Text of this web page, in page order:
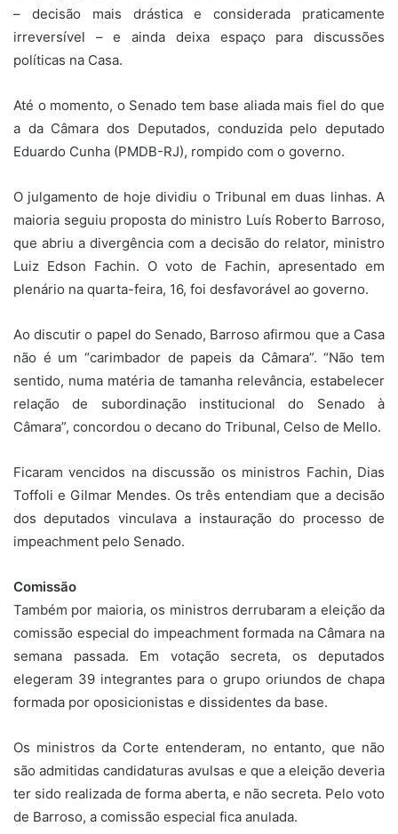
– decisão mais drástica e considerada praticamente
irreversível – e ainda deixa espaço para discussões
políticas na Casa.
Até o momento, o Senado tem base aliada mais fiel do que
a da Câmara dos Deputados, conduzida pelo deputado
Eduardo Cunha (PMDB-RJ), rompido com o governo.
O julgamento de hoje dividiu o Tribunal em duas linhas. A
maioria seguiu proposta do ministro Luís Roberto Barroso,
que abriu a divergência com a decisão do relator, ministro
Luiz Edson Fachin. O voto de Fachin, apresentado em
plenário na quarta-feira, 16, foi desfavorável ao governo.
Ao discutir o papel do Senado, Barroso afirmou que a Casa
não é um “carimbador de papeis da Câmara”. “Não tem
sentido, numa matéria de tamanha relevância, estabelecer
relação de subordinação institucional do Senado à
Câmara”, concordou o decano do Tribunal, Celso de Mello.
Ficaram vencidos na discussão os ministros Fachin, Dias
Toffoli e Gilmar Mendes. Os três entendiam que a decisão
dos deputados vinculava a instauração do processo de
impeachment pelo Senado.
Comissão
Também por maioria, os ministros derrubaram a eleição da
comissão especial do impeachment formada na Câmara na
semana passada. Em votação secreta, os deputados
elegeram 39 integrantes para o grupo oriundos de chapa
formada por oposicionistas e dissidentes da base.
Os ministros da Corte entenderam, no entanto, que não
são admitidas candidaturas avulsas e que a eleição deveria
ter sido realizada de forma aberta, e não secreta. Pelo voto
de Barroso, a comissão especial fica anulada.